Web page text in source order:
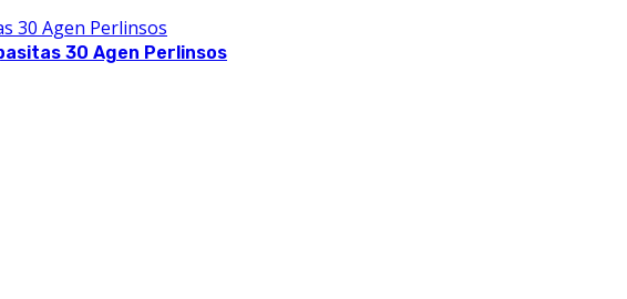
30 Agen Perlinsos